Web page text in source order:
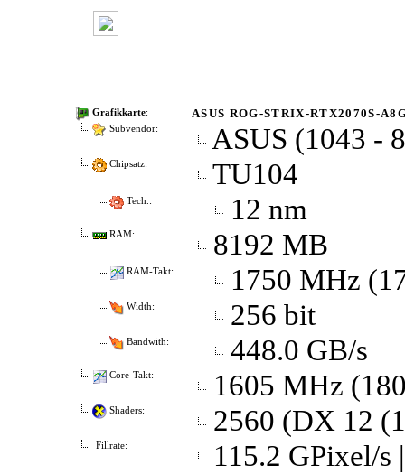
Grafikkarte: ASUS ROG-STRIX-RTX2070S-
Subvendor: ASUS (1043 -
Chipsatz: TU104
Tech.: 12 nm
RAM: 8192 MB
RAM-Takt: 1750 MHz
Width: 256 bit
Bandwith: 448.0 GB/s
Core-Takt: 1605 MHz
Shaders: 2560 (DX 12
Fillrate: 115.2 GPixel/s